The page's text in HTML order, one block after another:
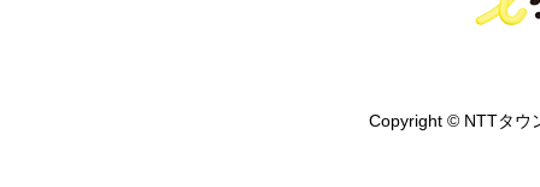
Copyright © NTTタウ